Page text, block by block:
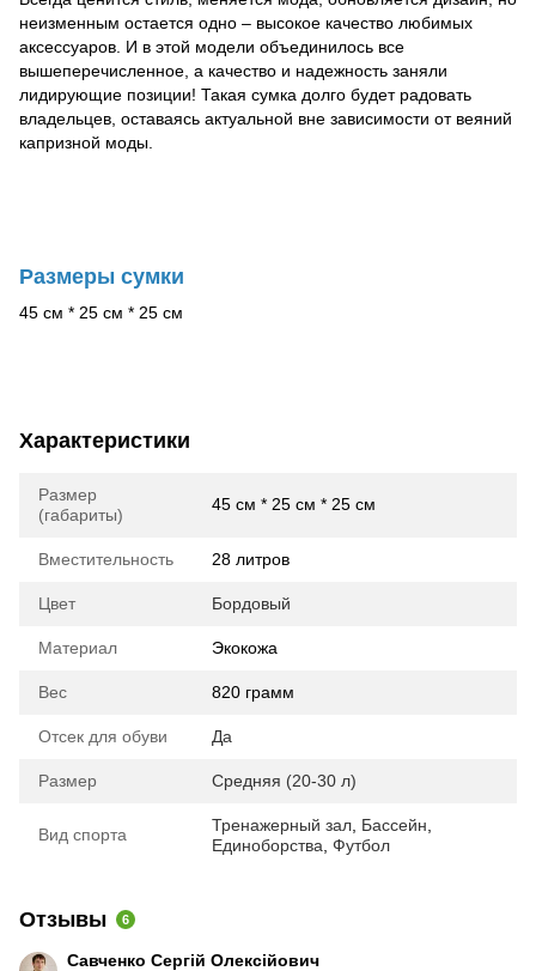
неизменным остается одно – высокое качество любимых
аксессуаров. И в этой модели объединилось все
вышеперечисленное, а качество и надежность заняли
лидирующие позиции! Такая сумка долго будет радовать
владельцев, оставаясь актуальной вне зависимости от веяний
капризной моды.
Размеры сумки
45 см * 25 см * 25 см
Характеристики
Размер
(габариты)
45 см * 25 см * 25 см
Вместительность 28 литров
Цвет Бордовый
Материал Экокожа
Вес 820 грамм
Отсек для обуви Да
Размер Средняя (20-30 л)
Вид спорта Тренажерный зал Бассейн
Единоборства Футбол
Отзывы 6
Савченко Сергій Олексійович